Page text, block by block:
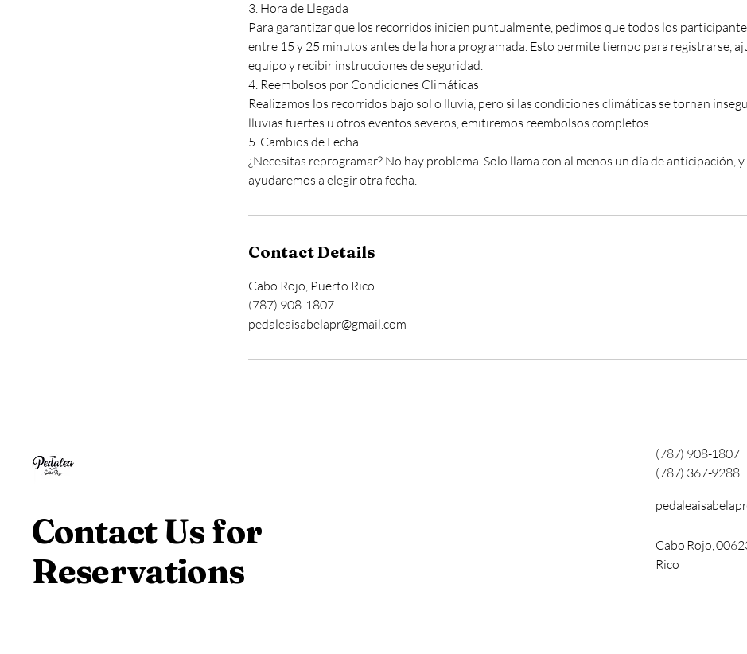
3. Hora de Llegada
Para garantizar que los recorridos inicien puntualmente, pedimos que todos los
entre 15 y 25 minutos antes de la hora programada. Esto permite tiempo para registrarse,
equipo y recibir instrucciones de seguridad.
4. Reembolsos por Condiciones Climáticas
Realizamos los recorridos bajo sol o lluvia, pero si las condiciones climáticas se tornan
lluvias fuertes u otros eventos severos, emitiremos reembolsos completos.
5. Cambios de Fecha
¿Necesitas reprogramar? No hay problema. Solo llama con al menos un día de anticipación,
Contact Details
Cabo Rojo, Puerto Rico
(787) 908-1807
pedaleaisabelapr@gmail.com
Contact Us for
Reservations
(787) 908-1807
(787) 367-9288
Cabo Rojo,
Rico